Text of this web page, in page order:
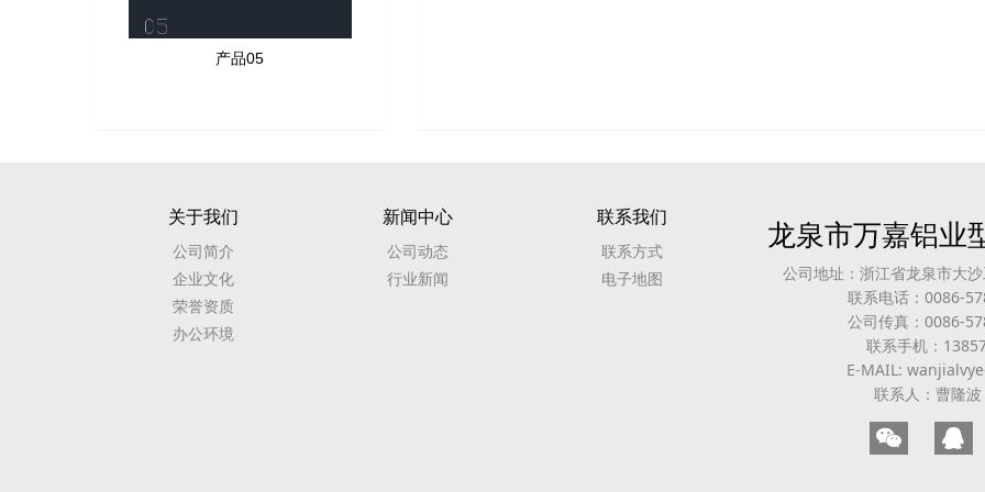
产品05
关于我们
公司简介
企业文化
荣誉资质
办公环境
新闻中心
公司动态
行业新闻
联系我们
联系方式
电子地图
龙泉市万嘉铝业
公司地址：浙江省龙泉市大
联系电话：0086-
公司传真：0086-
联系手机：
E-MAIL:
联系人：曹隆